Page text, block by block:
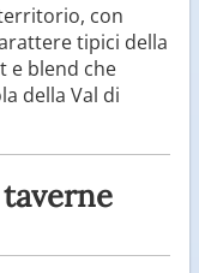
con
tipici della
e blend che
della Val di